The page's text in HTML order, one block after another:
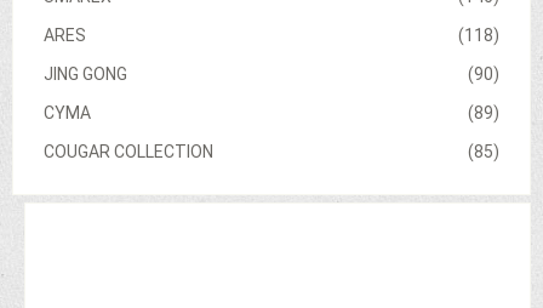
(118)
ARES
(90)
JING GONG
(89)
CYMA
(85)
COUGAR COLLECTION